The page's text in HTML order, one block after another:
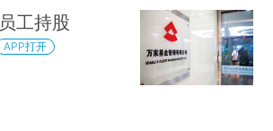
工持股
APP打开